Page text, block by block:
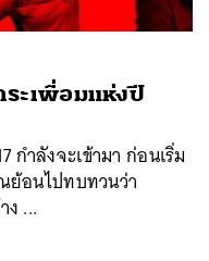
ะเพื่อมแห่งปี
กำลังจะเข้ามา ก่อนเริ่ม
ย้อนไปทบทวนว่า
...